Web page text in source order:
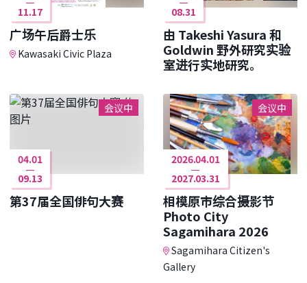
11.17
广场午后爵士乐
Kawasaki Civic Plaza
08.31
由 Takeshi Yasura 和
Goldwin 野外研究实验
室进行实地研究。
会议中
04.01
09.13
第37届全国俳句大赛
会议中
2026.04.01
2027.03.31
相模原市综合摄影节
Photo City
Sagamihara 2026
Sagamihara Citizen's
Gallery